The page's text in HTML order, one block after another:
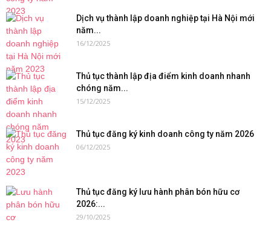
Dịch vụ thành lập doanh nghiệp tại Hà Nội mới
năm...
16/12/2025
Thủ tục thành lập địa điểm kinh doanh nhanh
chóng năm...
15/12/2025
Thủ tục đăng ký kinh doanh công ty năm 2026
06/12/2025
Thủ tục đăng ký lưu hành phân bón hữu cơ
2026:...
29/10/2025